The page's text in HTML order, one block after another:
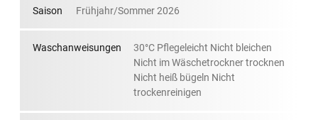
Saison Frühjahr/Sommer 2026
Waschanweisungen
30°C Pflegeleicht Nicht bleichen
Nicht im Wäschetrockner trocknen
Nicht heiß bügeln Nicht
trockenreinigen